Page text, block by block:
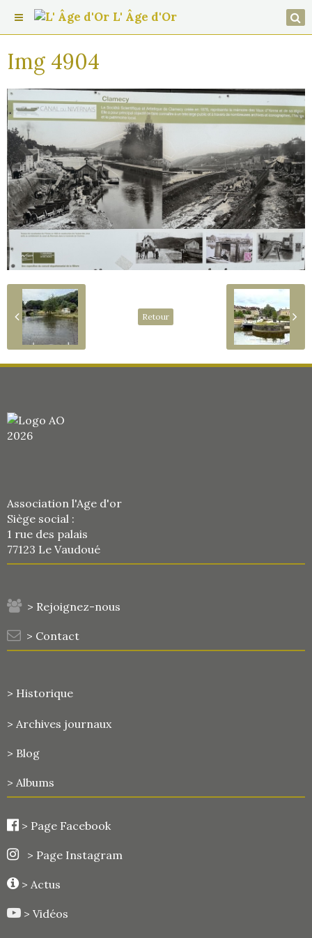
L' Âge d'Or
Img 4904
Retour
Association l'Age d'or
Siège social :
1 rue des palais
77123 Le Vaudoué
> Rejoignez-nous
> Contact
> Historique
> Archives journaux
> Blog
> Albums
> Page Facebook
> Page Instagram
> Actus
> Vidéos